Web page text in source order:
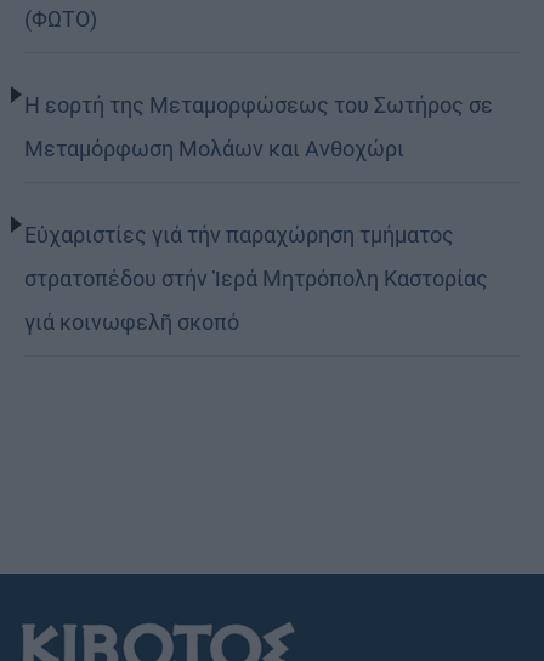
(ΦΩΤΟ)
Η εορτή της Μεταμορφώσεως του Σωτήρος σε
Μεταμόρφωση Μολάων και Ανθοχώρι
Εὐχαριστίες γιά τήν παραχώρηση τμήματος
στρατοπέδου στήν Ἱερά Μητρόπολη Καστορίας
γιά κοινωφελῆ σκοπό